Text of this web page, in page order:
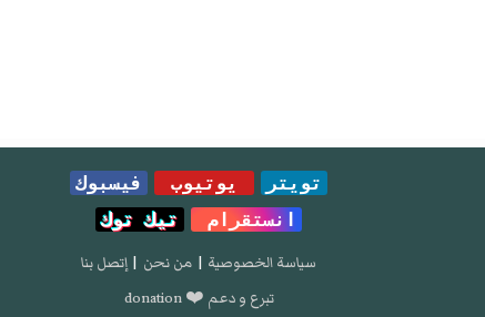
تويتر يوتيوب
فيسبوك
انستقرام
تيك توك
سياسة الخصوصية | من نحن | إتصل بنا
تبرع و دعم ❤️ donation